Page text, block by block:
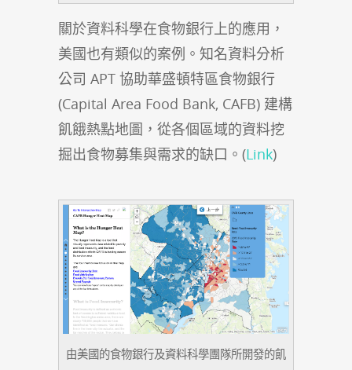
關於資料科學在食物銀行上的應用，
美國也有類似的案例。知名資料分析
公司 APT 協助華盛頓特區食物銀行
(Capital Area Food Bank, CAFB) 建構
飢餓熱點地圖，從各個區域的資料挖
掘出食物募集與需求的缺口。(Link)
由美國的食物銀行及資料科學團隊所開發的飢